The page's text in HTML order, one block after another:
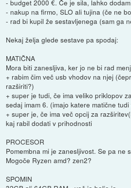
- budget 2000 €. Če je sila, lahko
- nakup na firmo, SLO ali tujina (če ne
- rad bi kupil že sestavljenega (sam ga
Nekaj želja glede sestave pa spodaj:
MATIČNA
Mora biti zanesljiva, ker jo ne bi rad
+ rabim čim več usb vhodov na njej
razširiti?)
+ super je tudi, če ima veliko priklopov
sedaj imam 6. (imajo katere matične tudi
+ super je, če ima več opcij za
kaj rabil dodati v prihodnosti
PROCESOR
Pomembna mi je zanesljivost. Se pa ne
Mogoče Ryzen amd? zen2?
SPOMIN